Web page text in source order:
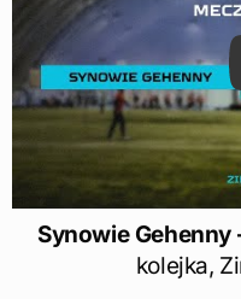
Synowie Gehenny
kolejka,